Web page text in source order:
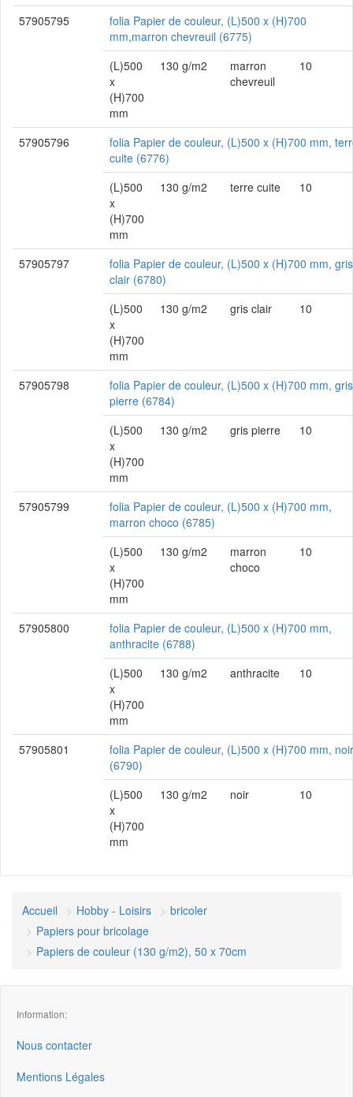
57905795
folia Papier de couleur, (L)500 x (H)700
mm,marron chevreuil (6775)
(L)500
x
(H)700
mm
130 g/m2
marron
chevreuil
10
57905796
folia Papier de couleur, (L)500 x (H)700 mm,
cuite (6776)
(L)500
x
(H)700
mm
130 g/m2 terre cuite 10
57905797
folia Papier de couleur, (L)500 x (H)700 mm, gris
clair (6780)
(L)500
x
(H)700
mm
130 g/m2 gris clair 10
57905798
folia Papier de couleur, (L)500 x (H)700 mm, gris
pierre (6784)
(L)500
x
(H)700
mm
130 g/m2 gris pierre 10
57905799
folia Papier de couleur, (L)500 x (H)700 mm,
marron choco (6785)
(L)500
x
(H)700
mm
130 g/m2
marron
choco
10
57905800
folia Papier de couleur, (L)500 x (H)700 mm,
anthracite (6788)
(L)500
x
(H)700
mm
130 g/m2 anthracite 10
57905801
folia Papier de couleur, (L)500 x (H)700 mm, noir
(6790)
(L)500
x
(H)700
mm
130 g/m2 noir 10
Accueil Hobby - Loisirs
bricoler
Papiers pour bricolage
Papiers de couleur (130 g/m2), 50 x 70cm
Information:
Nous contacter
Mentions Légales